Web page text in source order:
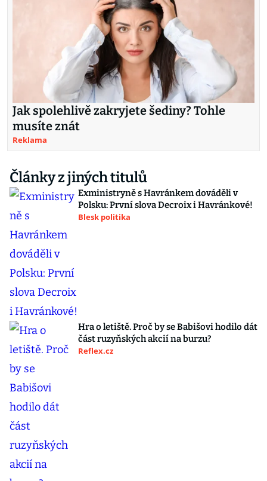
Jak spolehlivě zakryjete šediny? Tohle
musíte znát
Reklama
Články z jiných titulů
Exministryně s Havránkem dováděli v
Polsku: První slova Decroix i Havránkové!
Blesk politika
Hra o letiště. Proč by se Babišovi hodilo dát
část ruzyňských akcií na burzu?
Reflex.cz